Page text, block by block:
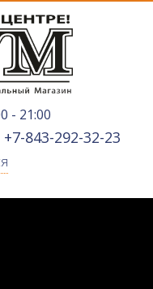
- 21:00
+7-843-292-32-23